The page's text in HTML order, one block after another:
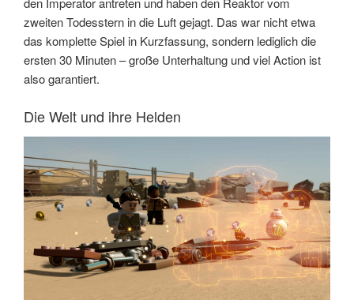
zweiten Todesstern in die Luft gejagt. Das war nicht etwa
das komplette Spiel in Kurzfassung, sondern lediglich die
ersten 30 Minuten – große Unterhaltung und viel Action ist
also garantiert.
Die Welt und ihre Helden